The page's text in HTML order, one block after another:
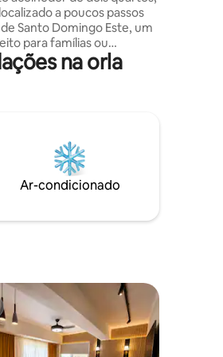
a poucos passos
Santo Domingo Este, um
para famílias ou
que desejam passar
O quarto
atender às necessidades
de lavar
Smart TV
na orla
Ar-condicionado